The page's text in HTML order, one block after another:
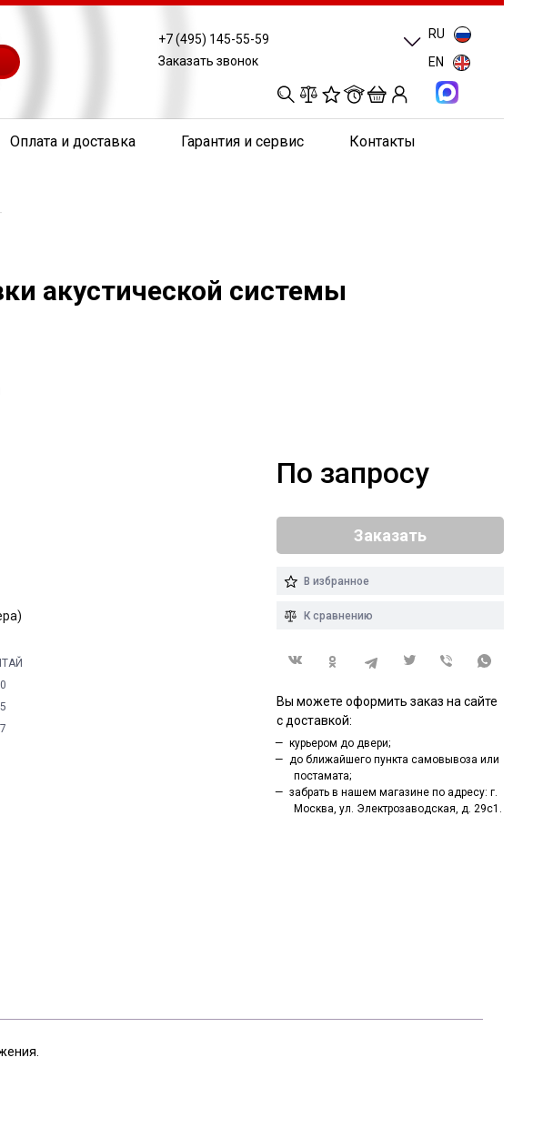
+7 (495) 145-55-59
Заказать звонок
0
RU
EN
Оплата и доставка Гарантия и сервис Контакты
акустической системы
По запросу
Заказать
В избранное
К сравнению
Вы можете оформить заказ на сайте
с доставкой:
курьером до двери;
до ближайшего пункта самовывоза или
постамата;
забрать в нашем магазине по адресу: г.
Москва, ул. Электрозаводская, д. 29с1.